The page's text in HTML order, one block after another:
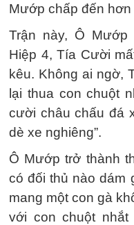
Mướp chấp đến
Trận này, Ô Mướp
Hiệp 4, Tía Cười
kêu. Không ai ngờ,
lại thua con chuột
cười châu chấu đá
dè xe nghiêng”.
Ô Mướp trở thành
có đối thủ nào dám
mang một con gà
với con chuột